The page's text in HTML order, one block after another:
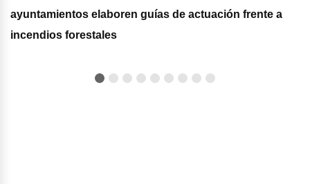
ayuntamientos elaboren guías de actuación frente a
incendios forestales